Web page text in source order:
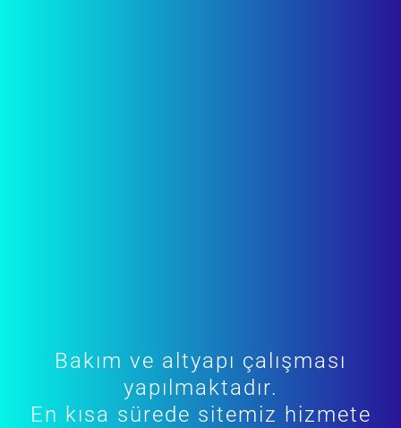
Bakım ve altyapı çalışması
yapılmaktadır.
En kısa sürede sitemiz hizmete